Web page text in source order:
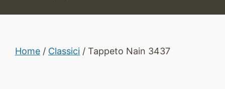
Home / Classici / Tappeto Nain 3437